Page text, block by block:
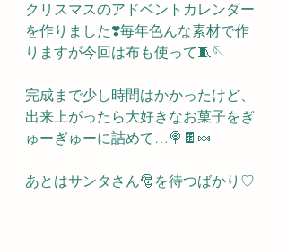
クリスマスのアドベントカレンダー
を作りました❣️毎年色んな素材で作
りますが今回は布も使って🧵🪡
完成まで少し時間はかかったけど、
出来上がったら大好きなお菓子をぎ
ゅーぎゅーに詰めて…🍭🍫🍬
あとはサンタさん🎅を待つばかり♡